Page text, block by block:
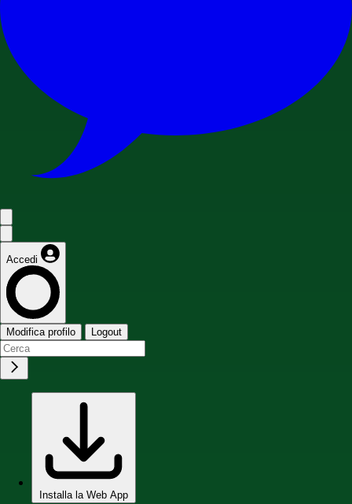
Accedi
Modifica profilo Logout
Installa la Web App